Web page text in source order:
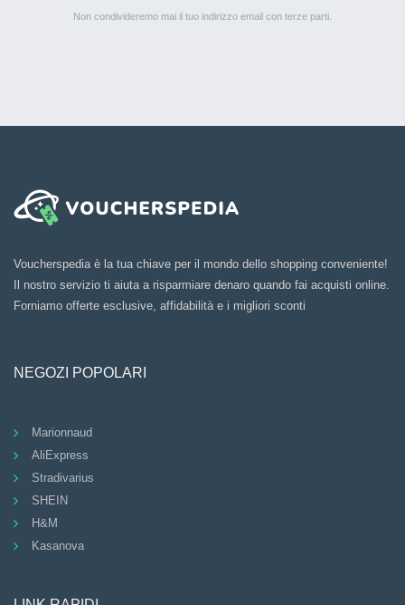
Non condivideremo mai il tuo indirizzo email con terze parti.
Voucherspedia è la tua chiave per il mondo dello shopping conveniente!
Il nostro servizio ti aiuta a risparmiare denaro quando fai acquisti online.
Forniamo offerte esclusive, affidabilità e i migliori sconti
NEGOZI POPOLARI
Marionnaud
AliExpress
Stradivarius
SHEIN
H&M
Kasanova